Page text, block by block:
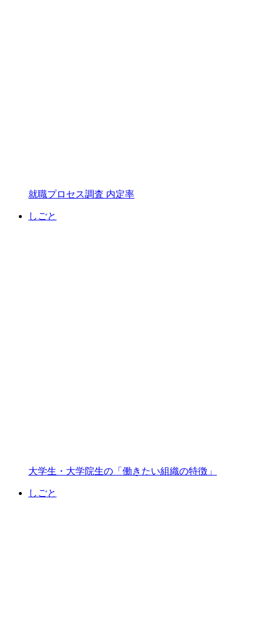
就職プロセス調査 内定率
しごと
大学生・大学院生の「働きたい組織の特徴」
しごと